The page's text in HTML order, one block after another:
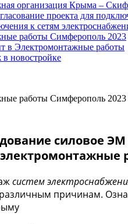
организация Крыма –
проекта для
к сетям
работы Симферополь 2023
в Электромонтажные работы
новостройке
работы Симферополь 2023
силовое ЭМ
электромонтажные
систем
причинам.